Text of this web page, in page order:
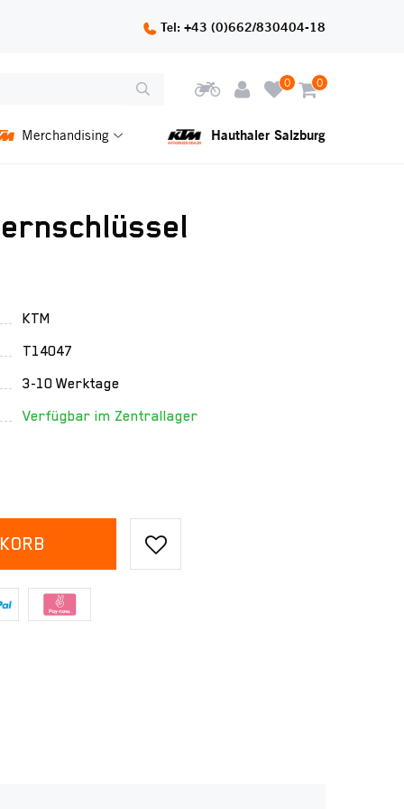
Tel: +43 (0)662/830404-18
0 0
Merchandising Hauthaler Salzburg
KTM
T14047
3-10 Werktage
Verfügbar im Zentrallager